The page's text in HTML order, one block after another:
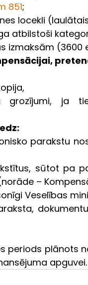
851;
locekli
atbilstoši
izmaksām (3600
grozījumi, ja
parakstu
sūtot pa
(norāde –
Veselības
periods plānots